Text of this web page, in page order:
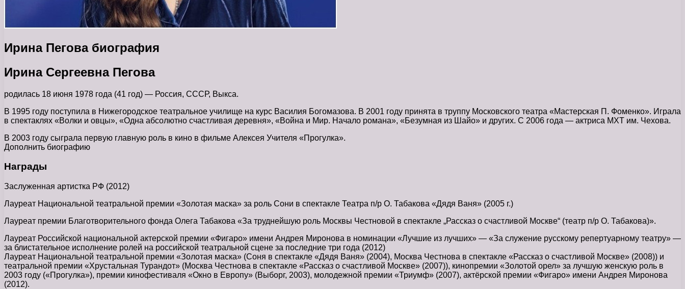
Ирина Пегова биография
Ирина Сергеевна Пегова
родилась 18 июня 1978 года (41 год) — Россия, СССР, Выкса.
В 1995 году поступила в Нижегородское театральное училище на курс Василия Богомазова. В 2001 году принята в труппу Московского театра «Мастерская П. Фоменко». Играла
в спектаклях «Волки и овцы», «Одна абсолютно счастливая деревня», «Война и Мир. Начало романа», «Безумная из Шайо» и других. С 2006 года — актриса МХТ им. Чехова.
В 2003 году сыграла первую главную роль в кино в фильме Алексея Учителя «Прогулка».
Дополнить биографию
Награды
Заслуженная артистка РФ (2012)
Лауреат Национальной театральной премии «Золотая маска» за роль Сони в спектакле Театра п/р О. Табакова «Дядя Ваня» (2005 г.)
Лауреат премии Благотворительного фонда Олега Табакова «За труднейшую роль Москвы Честновой в спектакле „Рассказ о счастливой Москве“ (театр п/р О. Табакова)».
Лауреат Российской национальной актерской премии «Фигаро» имени Андрея Миронова в номинации «Лучшие из лучших» — «За служение русскому репертуарному театру» —
за блистательное исполнение ролей на российской театральной сцене за последние три года (2012)
Лауреат Национальной театральной премии «Золотая маска» (Соня в спектакле «Дядя Ваня» (2004), Москва Честнова в спектакле «Рассказ о счастливой Москве» (2008)) и
театральной премии «Хрустальная Турандот» (Москва Честнова в спектакле «Рассказ о счастливой Москве» (2007)), кинопремии «Золотой орел» за лучшую женскую роль в
2003 году («Прогулка»), премии кинофестиваля «Окно в Европу» (Выборг, 2003), молодежной премии «Триумф» (2007), актёрской премии «Фигаро» имени Андрея Миронова
(2012).